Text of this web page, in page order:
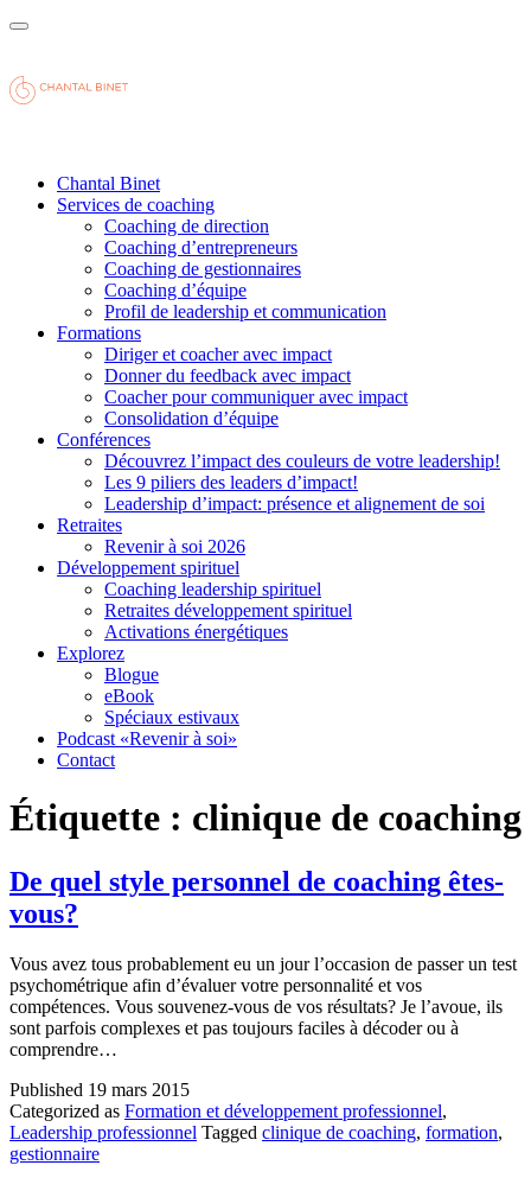
Chantal Binet
Services de coaching
Coaching de direction
Coaching d’entrepreneurs
Coaching de gestionnaires
Coaching d’équipe
Profil de leadership et communication
Formations
Diriger et coacher avec impact
Donner du feedback avec impact
Coacher pour communiquer avec impact
Consolidation d’équipe
Conférences
Découvrez l’impact des couleurs de votre leadership!
Les 9 piliers des leaders d’impact!
Leadership d’impact: présence et alignement de soi
Retraites
Revenir à soi 2026
Développement spirituel
Coaching leadership spirituel
Retraites développement spirituel
Activations énergétiques
Explorez
Blogue
eBook
Spéciaux estivaux
Podcast «Revenir à soi»
Contact
Étiquette : clinique de coaching
De quel style personnel de coaching êtes-
vous?
Vous avez tous probablement eu un jour l’occasion de passer un test
psychométrique afin d’évaluer votre personnalité et vos
compétences. Vous souvenez-vous de vos résultats? Je l’avoue, ils
sont parfois complexes et pas toujours faciles à décoder ou à
comprendre…
Published 19 mars 2015
Categorized as Formation et développement professionnel,
Leadership professionnel Tagged clinique de coaching, formation,
gestionnaire